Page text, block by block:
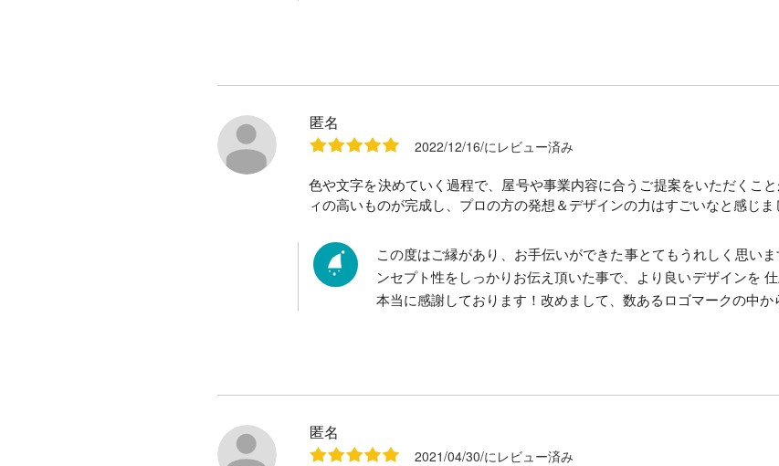
匿名
2022/12/16/にレビュー済み
色や文字を決めていく過程で、屋号や事業内容に合うご提案をいただくこ
ィの高いものが完成し、プロの方の発想＆デザインの力はすごいなと感じ
この度はご縁があり、お手伝いができた事とてもうれしく思い
ンセプト性をしっかりお伝え頂いた事で、より良いデザインを
本当に感謝しております！改めまして、数あるロゴマークの中か
匿名
2021/04/30/にレビュー済み